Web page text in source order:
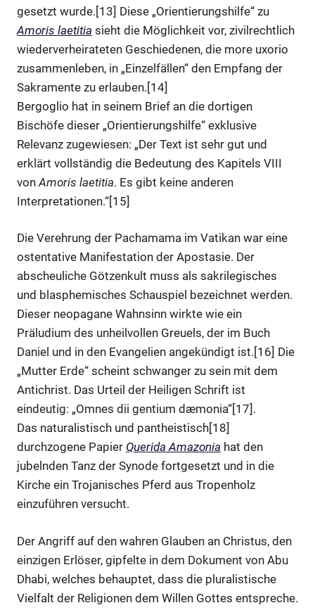
gesetzt wurde.[13] Diese „Orientierungshilfe“ zu
Amoris laetitia sieht die Möglichkeit vor, zivilrechtlich
wiederverheirateten Geschiedenen, die more uxorio
zusammenleben, in „Einzelfällen“ den Empfang der
Sakramente zu erlauben.[14]
Bergoglio hat in seinem Brief an die dortigen
Bischöfe dieser „Orientierungshilfe“ exklusive
Relevanz zugewiesen: „Der Text ist sehr gut und
erklärt vollständig die Bedeutung des Kapitels VIII
von Amoris laetitia. Es gibt keine anderen
Interpretationen.“[15]
Die Verehrung der Pachamama im Vatikan war eine
ostentative Manifestation der Apostasie. Der
abscheuliche Götzenkult muss als sakrilegisches
und blasphemisches Schauspiel bezeichnet werden.
Dieser neopagane Wahnsinn wirkte wie ein
Präludium des unheilvollen Greuels, der im Buch
Daniel und in den Evangelien angekündigt ist.[16] Die
„Mutter Erde“ scheint schwanger zu sein mit dem
Antichrist. Das Urteil der Heiligen Schrift ist
eindeutig: „Omnes dii gentium dæmonia“[17].
Das naturalistisch und pantheistisch[18]
durchzogene Papier Querida Amazonia hat den
jubelnden Tanz der Synode fortgesetzt und in die
Kirche ein Trojanisches Pferd aus Tropenholz
einzuführen versucht.
Der Angriff auf den wahren Glauben an Christus, den
einzigen Erlöser, gipfelte in dem Dokument von Abu
Dhabi, welches behauptet, dass die pluralistische
Vielfalt der Religionen dem Willen Gottes entspreche.